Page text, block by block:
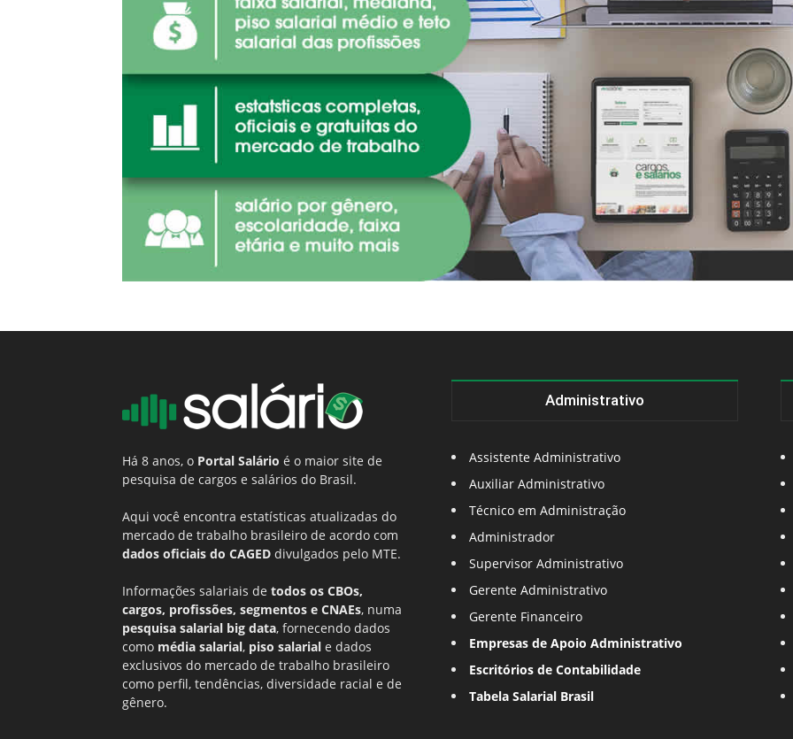
Há 8 anos, o Portal Salário é o maior site de
pesquisa de cargos e salários do Brasil.
Aqui você encontra estatísticas atualizadas do
mercado de trabalho brasileiro de acordo com
dados oficiais do CAGED divulgados pelo MTE.
Informações salariais de todos os CBOs,
cargos, profissões, segmentos e CNAEs, numa
pesquisa salarial big data, fornecendo dados
como média salarial, piso salarial e dados
exclusivos do mercado de trabalho brasileiro
como perfil, tendências, diversidade racial e de
gênero.
Administrativo
Assistente Administrativo
Auxiliar Administrativo
Técnico em Administração
Administrador
Supervisor Administrativo
Gerente Administrativo
Gerente Financeiro
Empresas de Apoio Administrativo
Escritórios de Contabilidade
Tabela Salarial Brasil